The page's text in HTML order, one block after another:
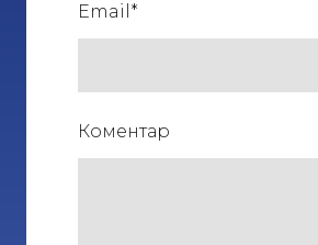
Email *
Коментар